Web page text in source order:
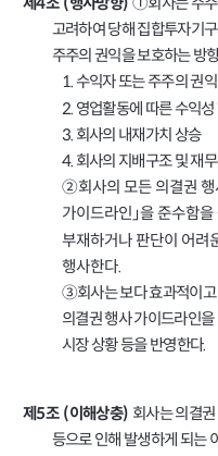
제4조(행사방향)①회사는 주주
고려하여 당해 집합투자기
주주의 권익을 보호하는 방
1.수익자 또는 주주의 권
2. 영업활동에 따른 수익성
3. 회사의 내재가치 상승
4. 회사의 지배구조 및 재
②회사의 모든 의결권 행
가이드라인」을 준수함
부재하거나 판단이 어려
행사한다.
③회사는 보다 효과적이고
의결권 행사 가이드라인
시장 상황 등을 반영한다.
제 5조(이해상충) 회사는 의결
등으로 인해 발생하게 되는